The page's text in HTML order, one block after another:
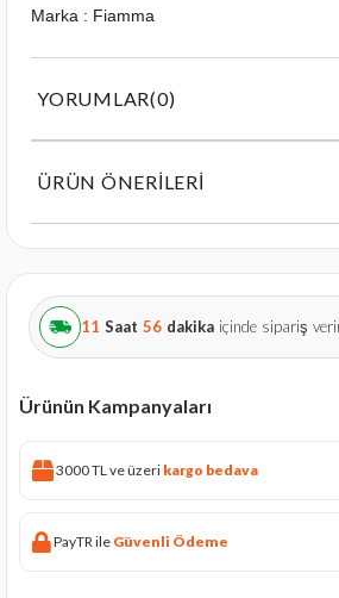
Marka : Fiamma
YORUMLAR(0)
ÜRÜN ÖNERILERI
11 Saat 56 dakika içinde sipariş
Ürünün Kampanyaları
3000 TL ve üzeri kargo bedava
PayTR ile Güvenli Ödeme